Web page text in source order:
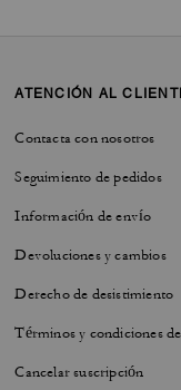
ATENCIÓN AL
Contacta con nosotros
Seguimiento de pedidos
Información de envío
Devoluciones y cambios
Derecho de desistimiento
Términos y condiciones
Cancelar suscripción